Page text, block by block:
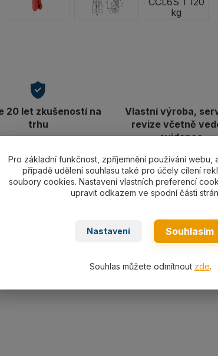
20 let zkušeností na
trhu
Vlastní výroba,
revize včetně
evidence
specifikace
CCL..S (CX..S) s pojistkou G8 s velikostí a
zkracovačů.
Pro základní funkčnost, zpříjemnění používání webu,
případě udělení souhlasu také pro účely cílení
soubory cookies. Nastavení vlastních preferencí
upravit odkazem ve spodní části
Nastavení Souhlasím
Souhlas můžete odmítnout zde.